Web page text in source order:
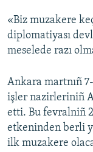
«Biz muzakere
diplomatiyası
meselede razı
Ankara martnıñ
işler nazirleriniñ
etti. Bu fevralniñ
etkeninden berli
ilk muzakere